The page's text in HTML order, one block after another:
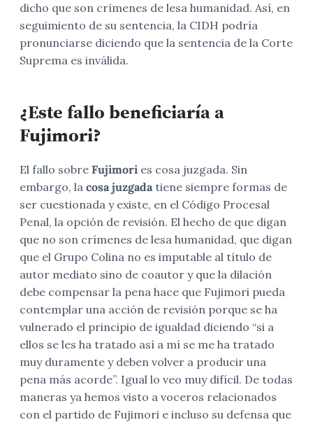
dicho que son crímenes de lesa humanidad. Así, en
seguimiento de su sentencia, la CIDH podría
pronunciarse diciendo que la sentencia de la Corte
Suprema es inválida.
¿Este fallo beneficiaría a
Fujimori?
El fallo sobre Fujimori es cosa juzgada. Sin
embargo, la cosa juzgada tiene siempre formas de
ser cuestionada y existe, en el Código Procesal
Penal, la opción de revisión. El hecho de que digan
que no son crímenes de lesa humanidad, que digan
que el Grupo Colina no es imputable al título de
autor mediato sino de coautor y que la dilación
debe compensar la pena hace que Fujimori pueda
contemplar una acción de revisión porque se ha
vulnerado el principio de igualdad diciendo “si a
ellos se les ha tratado así a mí se me ha tratado
muy duramente y deben volver a producir una
pena más acorde”. Igual lo veo muy difícil. De todas
maneras ya hemos visto a voceros relacionados
con el partido de Fujimori e incluso su defensa que